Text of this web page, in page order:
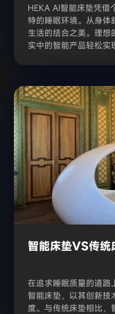
HEKA AI智能床垫凭借
特的睡眠环境。从身体
生活的结合之美。理想
实中的智能产品轻松实
智能床垫VS传统
在追求睡眠质量的道路
智能床垫，以其创新技
度。与传统床垫相比，